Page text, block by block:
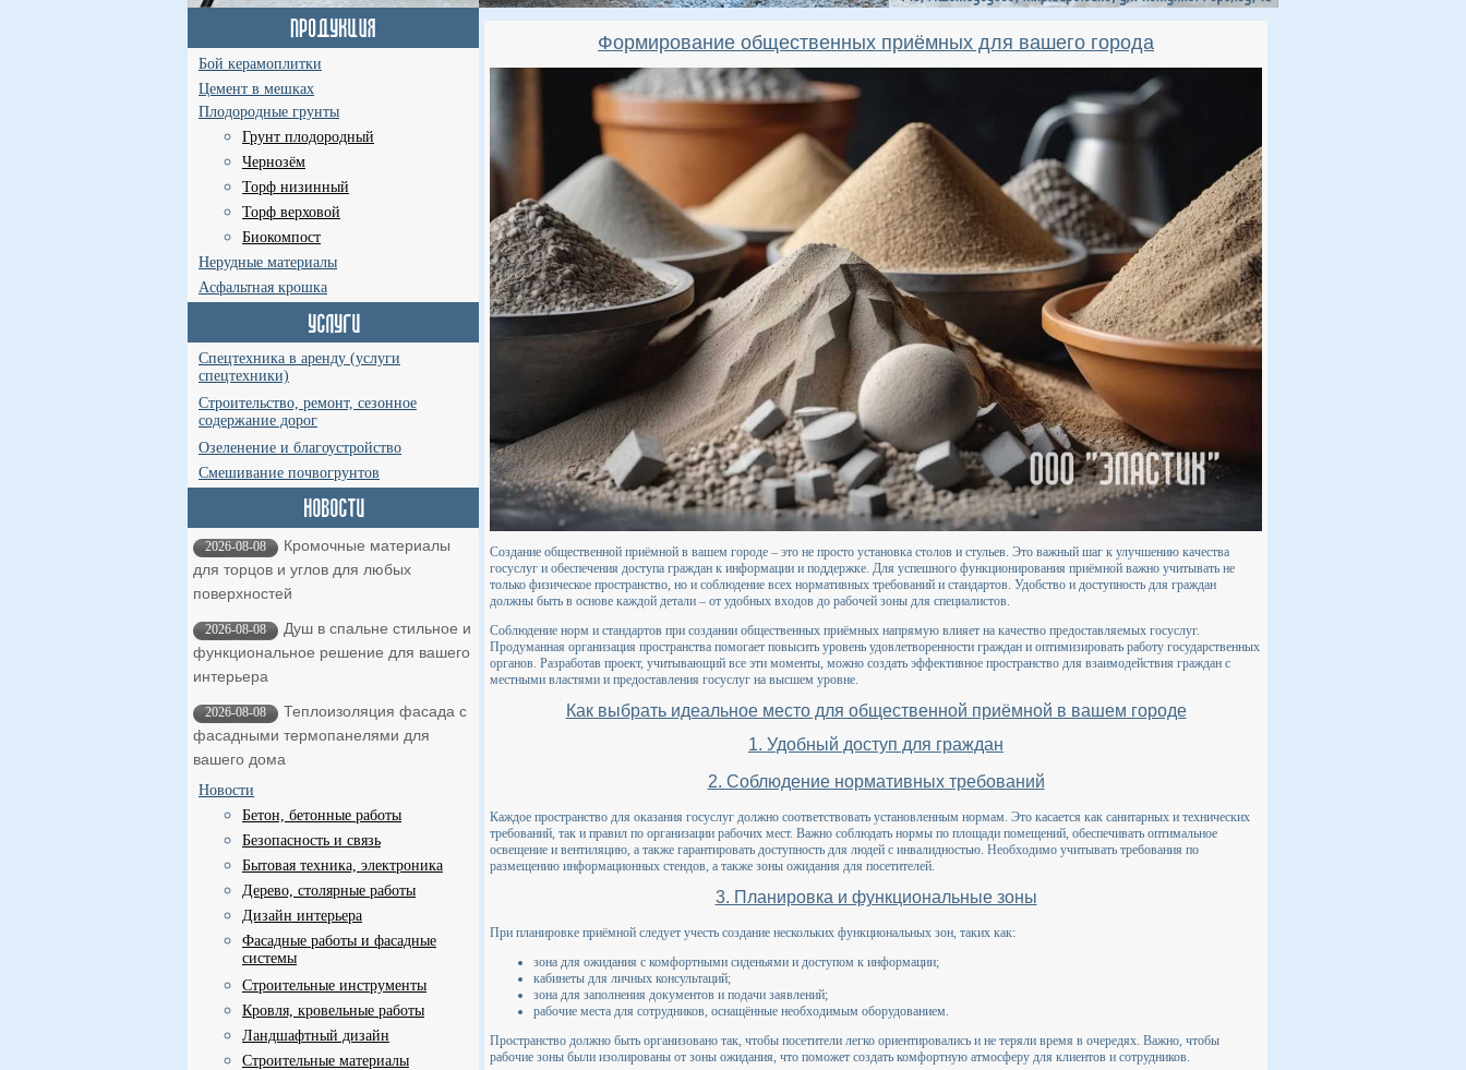
Бой керамоплитки
Цемент в мешках
Плодородные грунты
Грунт плодородный
Чернозём
Торф низинный
Торф верховой
Биокомпост
Нерудные материалы
Асфальтная крошка
Спецтехника в аренду (услуги
спецтехники)
Строительство, ремонт, сезонное
содержание дорог
Озеленение и благоустройство
Смешивание почвогрунтов
2026-08-08
Кромочные материалы
для торцов и углов для любых
поверхностей
2026-08-08
Душ в спальне стильное и
функциональное решение для вашего
интерьера
2026-08-08
Теплоизоляция фасада с
фасадными термопанелями для
вашего дома
Новости
Бетон, бетонные работы
Безопасность и связь
Бытовая техника, электроника
Дерево, столярные работы
Дизайн интерьера
Фасадные работы и фасадные
системы
Строительные инструменты
Кровля, кровельные работы
Ландшафтный дизайн
Строительные материалы
Формирование общественных приёмных для вашего города
Создание общественной приёмной в вашем городе – это не просто установка столов и стульев. Это важный шаг к улучшению качества
госуслуг и обеспечения доступа граждан к информации и поддержке. Для успешного функционирования приёмной важно учитывать не
только физическое пространство, но и соблюдение всех нормативных требований и стандартов. Удобство и доступность для граждан
должны быть в основе каждой детали – от удобных входов до рабочей зоны для специалистов.
Соблюдение норм и стандартов при создании общественных приёмных напрямую влияет на качество предоставляемых госуслуг.
Продуманная организация пространства помогает повысить уровень удовлетворенности граждан и оптимизировать работу государственных
органов. Разработав проект, учитывающий все эти моменты, можно создать эффективное пространство для взаимодействия граждан с
местными властями и предоставления госуслуг на высшем уровне.
Как выбрать идеальное место для общественной приёмной в вашем городе
1. Удобный доступ для граждан
2. Соблюдение нормативных требований
Каждое пространство для оказания госуслуг должно соответствовать установленным нормам. Это касается как санитарных и технических
требований, так и правил по организации рабочих мест. Важно соблюдать нормы по площади помещений, обеспечивать оптимальное
освещение и вентиляцию, а также гарантировать доступность для людей с инвалидностью. Необходимо учитывать требования по
размещению информационных стендов, а также зоны ожидания для посетителей.
3. Планировка и функциональные зоны
При планировке приёмной следует учесть создание нескольких функциональных зон, таких как:
зона для ожидания с комфортными сиденьями и доступом к информации;
кабинеты для личных консультаций;
зона для заполнения документов и подачи заявлений;
рабочие места для сотрудников, оснащённые необходимым оборудованием.
Пространство должно быть организовано так, чтобы посетители легко ориентировались и не теряли время в очередях. Важно, чтобы
рабочие зоны были изолированы от зоны ожидания, что поможет создать комфортную атмосферу для клиентов и сотрудников.